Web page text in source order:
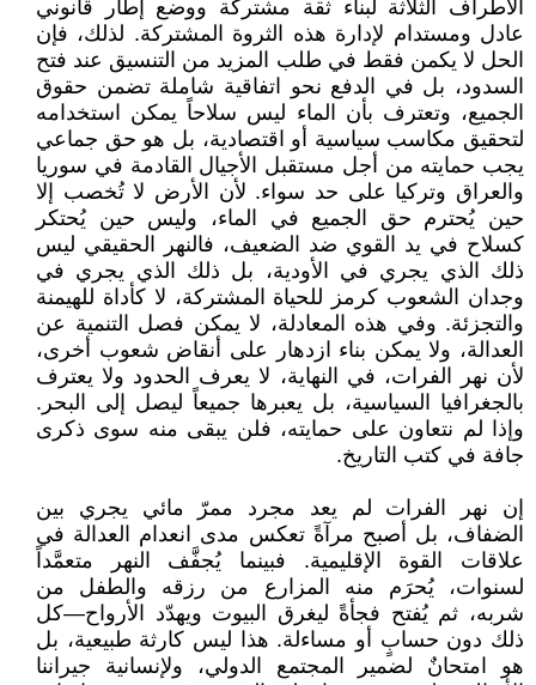
الأطراف الثلاثة لبناء ثقة مشتركة ووضع إطار قانوني
عادل ومستدام لإدارة هذه الثروة المشتركة. لذلك، فإن
الحل لا يكمن فقط في طلب المزيد من التنسيق عند فتح
السدود، بل في الدفع نحو اتفاقية شاملة تضمن حقوق
الجميع، وتعترف بأن الماء ليس سلاحاً يمكن استخدامه
لتحقيق مكاسب سياسية أو اقتصادية، بل هو حق جماعي
يجب حمايته من أجل مستقبل الأجيال القادمة في سوريا
والعراق وتركيا على حد سواء. لأن الأرض لا تُخصب إلا
حين يُحترم حق الجميع في الماء، وليس حين يُحتكر
كسلاح في يد القوي ضد الضعيف، فالنهر الحقيقي ليس
ذلك الذي يجري في الأودية، بل ذلك الذي يجري في
وجدان الشعوب كرمز للحياة المشتركة، لا كأداة للهيمنة
والتجزئة. وفي هذه المعادلة، لا يمكن فصل التنمية عن
العدالة، ولا يمكن بناء ازدهار على أنقاض شعوب أخرى،
لأن نهر الفرات، في النهاية، لا يعرف الحدود ولا يعترف
بالجغرافيا السياسية، بل يعبرها جميعاً ليصل إلى البحر.
وإذا لم نتعاون على حمايته، فلن يبقى منه سوى ذكرى
جافة في كتب التاريخ.
إن نهر الفرات لم يعد مجرد ممرّ مائي يجري بين
الضفاف، بل أصبح مرآةً تعكس مدى انعدام العدالة في
علاقات القوة الإقليمية. فبينما يُجفَّف النهر متعمَّداً
لسنوات، يُحرَم منه المزارع من رزقه والطفل من
شربه، ثم يُفتح فجأةً ليغرق البيوت ويهدّد الأرواح—كل
ذلك دون حسابٍ أو مساءلة. هذا ليس كارثة طبيعية، بل
هو امتحانٌ لضمير المجتمع الدولي، ولإنسانية جيراننا